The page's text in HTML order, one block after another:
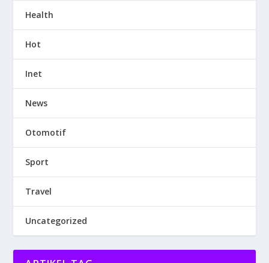
Health
Hot
Inet
News
Otomotif
Sport
Travel
Uncategorized